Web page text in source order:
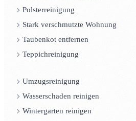
Polsterreinigung
Stark verschmutzte Wohnung
Taubenkot entfernen
Teppichreinigung
Umzugsreinigung
Wasserschaden reinigen
Wintergarten reinigen